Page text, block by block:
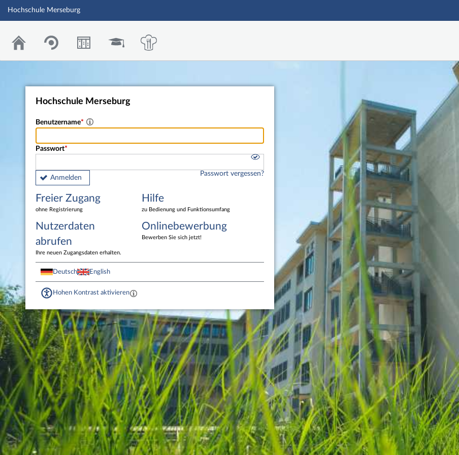
Hauptnavigation
Fußzeile
Hochschule Merseburg
Hochschule Merseburg
Benutzername
Passwort
Anmelden
Passwort vergessen?
Freier Zugang
ohne Registrierung
Hilfe
zu Bedienung und Funktionsumfang
Nutzerdaten
abrufen
Ihre neuen Zugangsdaten erhalten.
Onlinebewerbung
Bewerben Sie sich jetzt!
Deutsch English
Hohen Kontrast aktivieren